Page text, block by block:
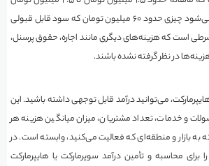
سود کسب کند. که در ماه می‌شود چیزی حدود ۶۰ میلیون تومان که سود قابل قبولی
است که هزینه‌های دیگری مانند اجاره، حقوق پرسنل،
در نظر گرفته نشده باشند.
می‌توانید درآمد قابل توجهی داشته باشید. این
و خدمات، تعداد مشتریان، میزان میانگین هزینه هر
به بازار و منطقه‌ای که فعالیت می‌کنید، وابسته است. در
برای محاسبه و تأمین درآمد سوپرمارکت یا هایپرمارکت